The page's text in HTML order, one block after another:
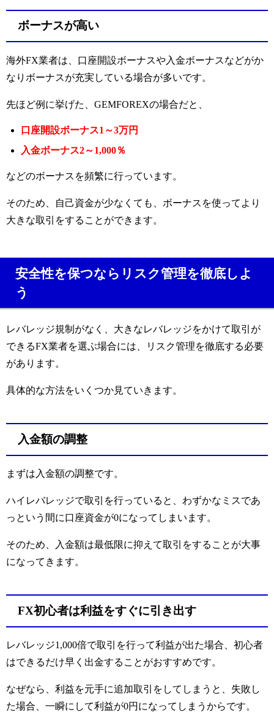
ボーナスが高い
海外FX業者は、口座開設ボーナスや入金ボーナスなどがか
なりボーナスが充実している場合が多いです。
先ほど例に挙げた、GEMFOREXの場合だと、
口座開設ボーナス1～3万円
入金ボーナス2～1,000％
などのボーナスを頻繁に行っています。
そのため、自己資金が少なくても、ボーナスを使ってより
大きな取引をすることができます。
安全性を保つならリスク管理を徹底しよ
う
レバレッジ規制がなく、大きなレバレッジをかけて取引が
できるFX業者を選ぶ場合には、リスク管理を徹底する必要
があります。
具体的な方法をいくつか見ていきます。
入金額の調整
まずは入金額の調整です。
ハイレバレッジで取引を行っていると、わずかなミスであ
っという間に口座資金が0になってしまいます。
そのため、入金額は最低限に抑えて取引をすることが大事
になってきます。
FX初心者は利益をすぐに引き出す
レバレッジ1,000倍で取引を行って利益が出た場合、初心者
はできるだけ早く出金することがおすすめです。
なぜなら、利益を元手に追加取引をしてしまうと、失敗し
た場合、一瞬にして利益が0円になってしまうからです。